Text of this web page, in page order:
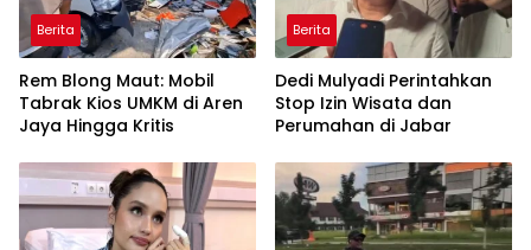
Berita
Rem Blong Maut: Mobil
Tabrak Kios UMKM di Aren
Jaya Hingga Kritis
Berita
Dedi Mulyadi Perintahkan
Stop Izin Wisata dan
Perumahan di Jabar